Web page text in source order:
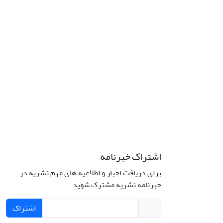
اشتراک خبرنامه
برای دریافت اخبار و اطلاعیه های مهم نشریه در
خبرنامه نشریه مشترک شوید.
اشتراک